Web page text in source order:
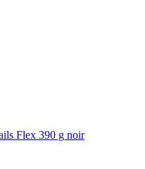
Flex 390 g noir